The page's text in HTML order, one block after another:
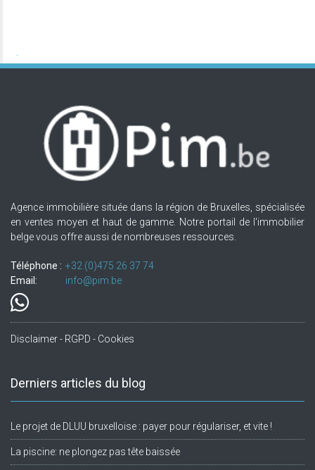
Agence immobilière située dans la région de Bruxelles, spécialisée
en ventes moyen et haut de gamme. Notre portail de l'immobilier
belge vous offre aussi de nombreuses ressources.
Téléphone : +32.(0)475 26 37 74
Email:
info@pim.be
Disclaimer - RGPD - Cookies
Derniers articles du blog
Le projet de DLUU bruxelloise : payer pour régulariser, et vite !
La piscine: ne plongez pas tête baissée